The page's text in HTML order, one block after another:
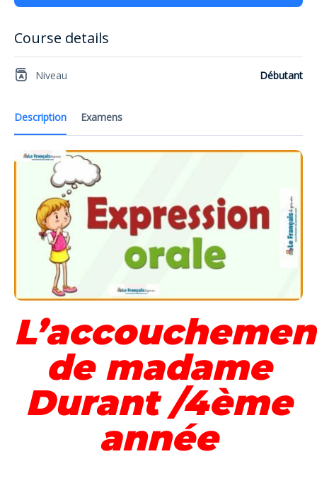
Description Examens
de madame
Durant /4ème
année
Course details
Niveau Débutant